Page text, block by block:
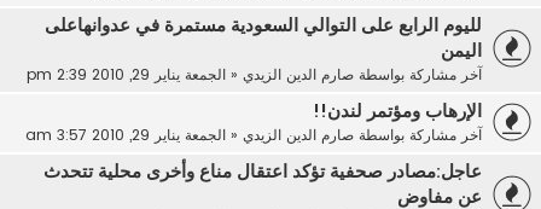
لليوم الرابع على التوالي السعودية مستمرة في عدوانهاعلى
اليمن
آخر مشاركة بواسطة صارم الدين الزيدي« الجمعة يناير 29, 2010 2:39 pm
الإرهاب ومؤتمر لندن!!
آخر مشاركة بواسطة صارم الدين الزيدي« الجمعة يناير 29, 2010 3:57 am
عاجل:مصادر صحفية تؤكد اعتقال مناع وأخرى محلية تتحدث
عن مفاوض